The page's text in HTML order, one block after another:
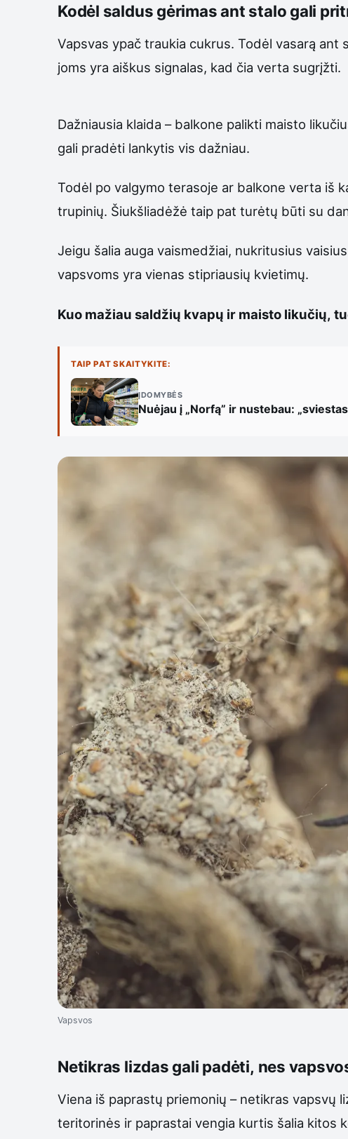
Kodėl saldus gėrimas ant stalo gali
Vapsvas ypač traukia cukrus. Todėl vasarą
joms yra aiškus signalas, kad čia verta sugrįžti.
Dažniausia klaida – balkone palikti maisto
gali pradėti lankytis vis dažniau.
Todėl po valgymo terasoje ar balkone verta iš
trupinių. Šiukšliadėžė taip pat turėtų būti su
Jeigu šalia auga vaismedžiai, nukritusius
vapsvoms yra vienas stipriausių kvietimų.
Kuo mažiau saldžių kvapų ir maisto likučių,
TAIP PAT SKAITYKITE:
ĮDOMYBĖS
Nuėjau į „Norfą” ir nustebau:
Vapsvos
Netikras lizdas gali padėti, nes
Viena iš paprastų priemonių – netikras vapsvų
teritorinės ir paprastai vengia kurtis šalia kitos